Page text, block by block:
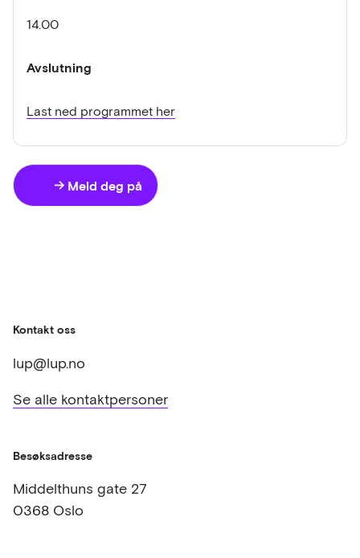
14.00
Avslutning
Last ned programmet her
Meld deg på
Kontakt oss
lup@lup.no
Se alle kontaktpersoner
Besøksadresse
Middelthuns gate 27
0368 Oslo